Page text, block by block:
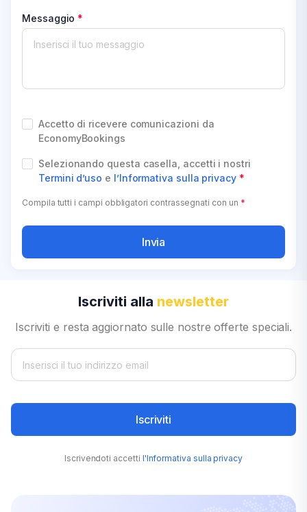
Messaggio *
Accetto di ricevere comunicazioni da
EconomyBookings
Selezionando questa casella, accetti i nostri
Termini d’uso e l’Informativa sulla privacy *
Compila tutti i campi obbligatori contrassegnati con un *
Invia
Iscriviti alla newsletter
Iscriviti e resta aggiornato sulle nostre offerte speciali.
Iscriviti
Iscrivendoti accetti l'Informativa sulla privacy